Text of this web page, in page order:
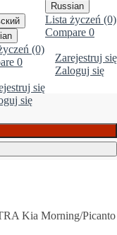
Russian
Lista życzeń (0)
Compare 0
Zarejestruj się
Zaloguj się
(0)
0
się
się
Kia Morning/Picanto